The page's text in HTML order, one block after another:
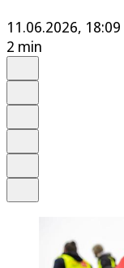
11.06.2026,
2 min